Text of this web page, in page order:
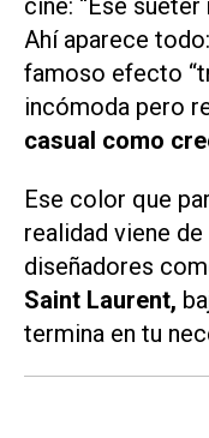
cine: “Ese
Ahí aparece
famoso efecto
incómoda pero
casual como
Ese color que
realidad viene
diseñadores com
Saint Laurent,
termina en tu